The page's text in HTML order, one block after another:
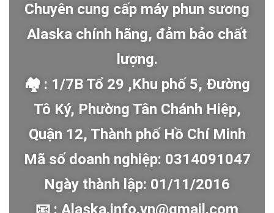
Chuyên cung cấp máy phun sương
Alaska chính hãng, đảm bảo chất
lượng.
🏘 : 1/7B Tổ 29 ,Khu phố 5, Đường
Tô Ký, Phường Tân Chánh Hiệp,
Quận 12, Thành phố Hồ Chí Minh
Mã số doanh nghiệp: 0314091047
Ngày thành lập: 01/11/2016
📧 : Alaska.info.vn@gmail.com